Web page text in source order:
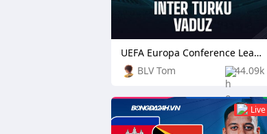
BLV Tom 44.09k
UEFA Europa Conference League: TPS Turku vs Independiente Rivadavia
Live